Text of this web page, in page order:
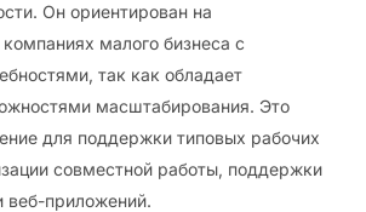
Он ориентирован на
малого бизнеса с
так как обладает
масштабирования. Это
для поддержки типовых рабочих
совместной работы, поддержки
веб-приложений.